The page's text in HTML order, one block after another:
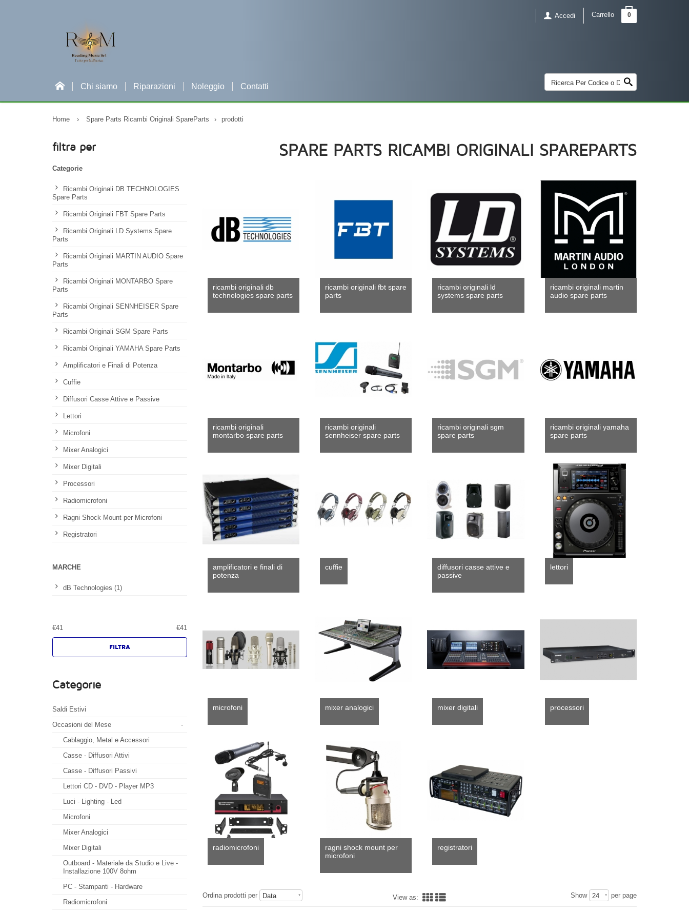
Accedi Carrello 0
Chi siamo Riparazioni Noleggio Contatti
Per qualsiasi informazione clicca e contattaci su WHATSAPP
Home › Spare Parts Ricambi Originali SpareParts › prodotti
filtra per
Categorie
Ricambi Originali DB TECHNOLOGIES
Spare Parts
Ricambi Originali FBT Spare Parts
Ricambi Originali LD Systems Spare
Parts
Ricambi Originali MARTIN AUDIO Spare
Parts
Ricambi Originali MONTARBO Spare
Parts
Ricambi Originali SENNHEISER Spare
Parts
Ricambi Originali SGM Spare Parts
Ricambi Originali YAMAHA Spare Parts
Amplificatori e Finali di Potenza
Cuffie
Diffusori Casse Attive e Passive
Lettori
Microfoni
Mixer Analogici
Mixer Digitali
Processori
Radiomicrofoni
Ragni Shock Mount per Microfoni
Registratori
MARCHE
dB Technologies (1)
€41 €41
Categorie
Saldi Estivi
-
Occasioni del Mese
Cablaggio, Metal e Accessori
Casse - Diffusori Attivi
Casse - Diffusori Passivi
Lettori CD - DVD - Player MP3
Luci - Lighting - Led
Microfoni
Mixer Analogici
Mixer Digitali
Outboard - Materiale da Studio e Live -
Installazione 100V 8ohm
PC - Stampanti - Hardware
Radiomicrofoni
SPARE PARTS RICAMBI ORIGINALI SPAREPARTS
ricambi originali db
technologies spare parts
ricambi originali fbt spare
parts
ricambi originali ld
systems spare parts
ricambi originali martin
audio spare parts
ricambi originali
montarbo spare parts
ricambi originali
sennheiser spare parts
ricambi originali sgm
spare parts
ricambi originali yamaha
spare parts
amplificatori e finali di
potenza
cuffie
diffusori casse attive e
passive
lettori
microfoni mixer analogici mixer digitali processori
radiomicrofoni
ragni shock mount per
microfoni
registratori
Ordina prodotti per Data View as: Show 24 per page